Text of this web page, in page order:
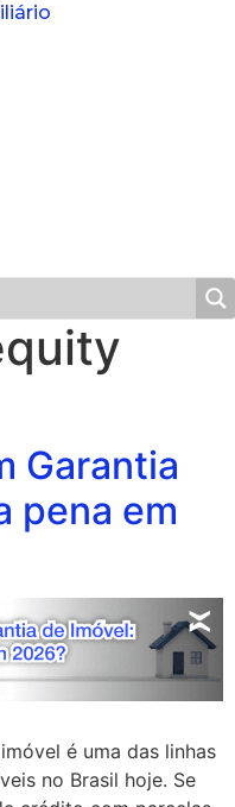
Garantia
pena em
é uma das linhas
no Brasil hoje. Se